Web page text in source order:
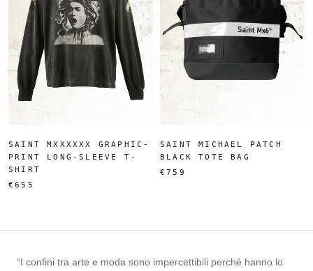
SAINT MXXXXXX GRAPHIC-
PRINT LONG-SLEEVE T-
SHIRT
€655
SAINT MICHAEL PATCH
BLACK TOTE BAG
€759
“I confini tra arte e moda sono impercettibili perché hanno lo